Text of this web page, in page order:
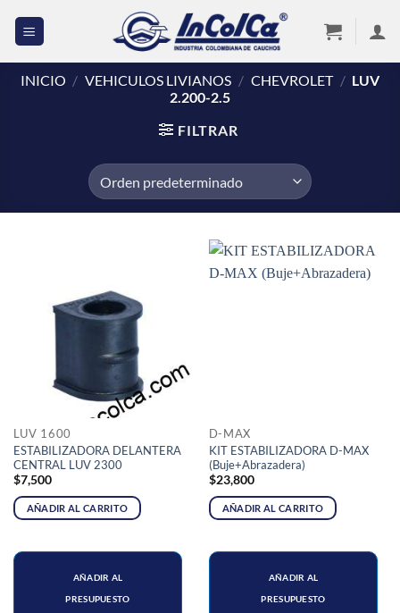
INICIO / VEHICULOS LIVIANOS / CHEVROLET / LUV
2.200-2.5
FILTRAR
LUV 1600
ESTABILIZADORA DELANTERA
CENTRAL LUV 2300
$7,500
AÑADIR AL CARRITO
AÑADIR AL
PRESUPUESTO
D-MAX
KIT ESTABILIZADORA D-MAX
(Buje+Abrazadera)
$23,800
AÑADIR AL CARRITO
AÑADIR AL
PRESUPUESTO